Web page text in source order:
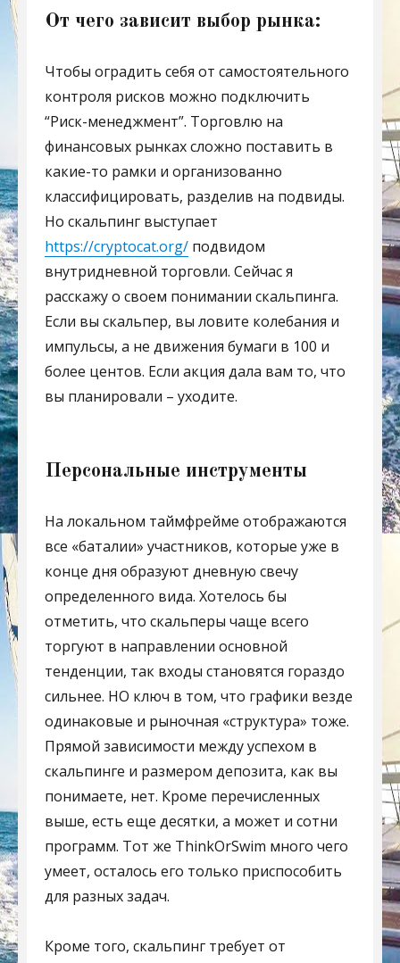
От чего зависит выбор рынка:
Чтобы оградить себя от самостоятельного
контроля рисков можно подключить
“Риск-менеджмент”. Торговлю на
финансовых рынках сложно поставить в
какие-то рамки и организованно
классифицировать, разделив на подвиды.
Но скальпинг выступает
https://cryptocat.org/ подвидом
внутридневной торговли. Сейчас я
расскажу о своем понимании скальпинга.
Если вы скальпер, вы ловите колебания и
импульсы, а не движения бумаги в 100 и
более центов. Если акция дала вам то, что
вы планировали – уходите.
Персональные инструменты
На локальном таймфрейме отображаются
все «баталии» участников, которые уже в
конце дня образуют дневную свечу
определенного вида. Хотелось бы
отметить, что скальперы чаще всего
торгуют в направлении основной
тенденции, так входы становятся гораздо
сильнее. НО ключ в том, что графики везде
одинаковые и рыночная «структура» тоже.
Прямой зависимости между успехом в
скальпинге и размером депозита, как вы
понимаете, нет. Кроме перечисленных
выше, есть еще десятки, а может и сотни
программ. Тот же ThinkOrSwim много чего
умеет, осталось его только приспособить
для разных задач.
Кроме того, скальпинг требует от